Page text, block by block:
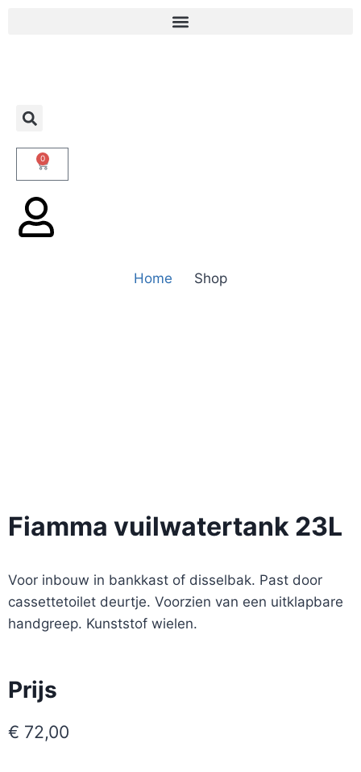
0
Home Shop
Fiamma vuilwatertank 23L
Voor inbouw in bankkast of disselbak. Past door
cassettetoilet deurtje. Voorzien van een uitklapbare
handgreep. Kunststof wielen.
Prijs
€ 72,00